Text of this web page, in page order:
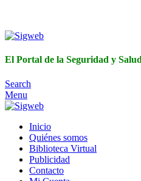
El Portal de la Seguridad y
Search
Menu
Inicio
Quiénes somos
Biblioteca Virtual
Publicidad
Contacto